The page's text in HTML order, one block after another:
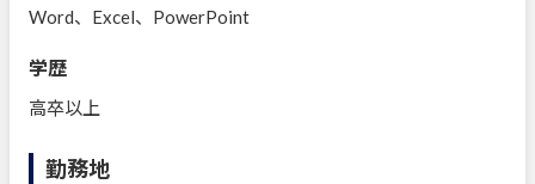
Word、Excel、PowerPoint
学歴
高卒以上
勤務地